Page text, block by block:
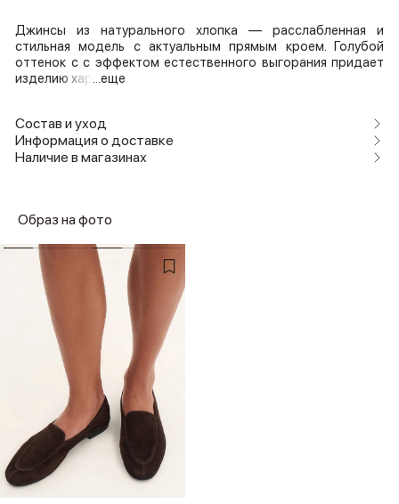
Джинсы из натурального хлопка — расслабленная и
стильная модель с актуальным прямым кроем. Голубой
оттенок с с эффектом естественного выгорания придает
изделию хар ...еще
Состав и уход
Информация о доставке
Наличие в магазинах
Образ на фото